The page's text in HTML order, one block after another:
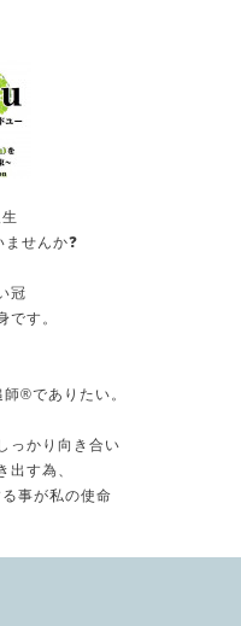
せんか❓
冠
です。
®️でありたい。
っかり向き合い
出す為、
事が私の使命